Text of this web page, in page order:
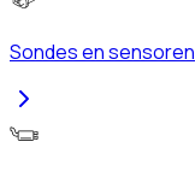
Sondes en sensoren